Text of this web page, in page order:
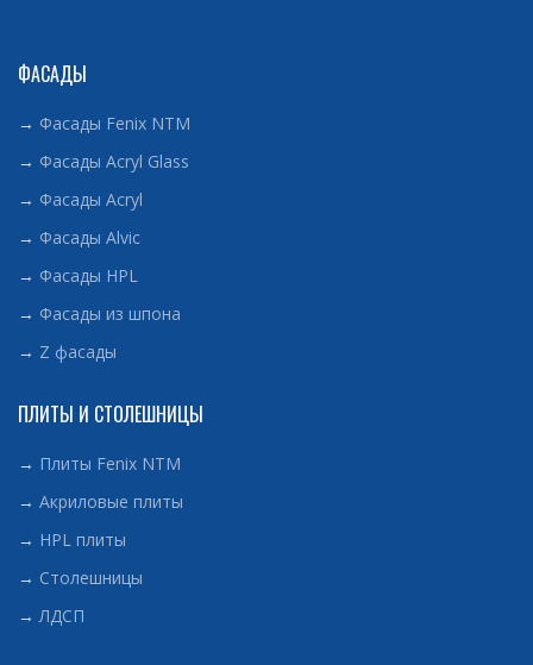
ФАСАДЫ
→ Фасады Fenix NTM
→ Фасады Acryl Glass
→ Фасады Acryl
→ Фасады Alvic
→ Фасады HPL
→ Фасады из шпона
→ Z фасады
ПЛИТЫ И СТОЛЕШНИЦЫ
→ Плиты Fenix NTM
→ Акриловые плиты
→ HPL плиты
→ Столешницы
→ЛДСП